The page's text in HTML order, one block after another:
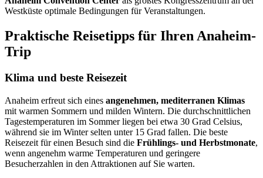
Westküste optimale Bedingungen für Veranstaltungen.
Praktische Reisetipps für Ihren Anaheim-
Trip
Klima und beste Reisezeit
Anaheim erfreut sich eines angenehmen, mediterranen Klimas
mit warmen Sommern und milden Wintern. Die durchschnittlichen
Tagestemperaturen im Sommer liegen bei etwa 30 Grad Celsius,
während sie im Winter selten unter 15 Grad fallen. Die beste
Reisezeit für einen Besuch sind die Frühlings- und Herbstmonate,
wenn angenehm warme Temperaturen und geringere
Besucherzahlen in den Attraktionen auf Sie warten.